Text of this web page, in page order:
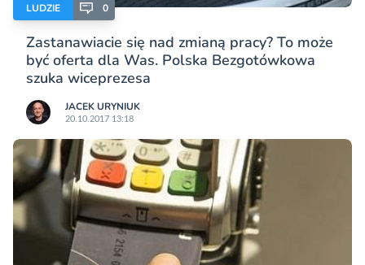
LUDZIE 0
Zastanawiacie się nad zmianą pracy? To może
być oferta dla Was. Polska Bezgotówkowa
szuka wiceprezesa
JACEK URYNIUK
20.10.2017 13:18